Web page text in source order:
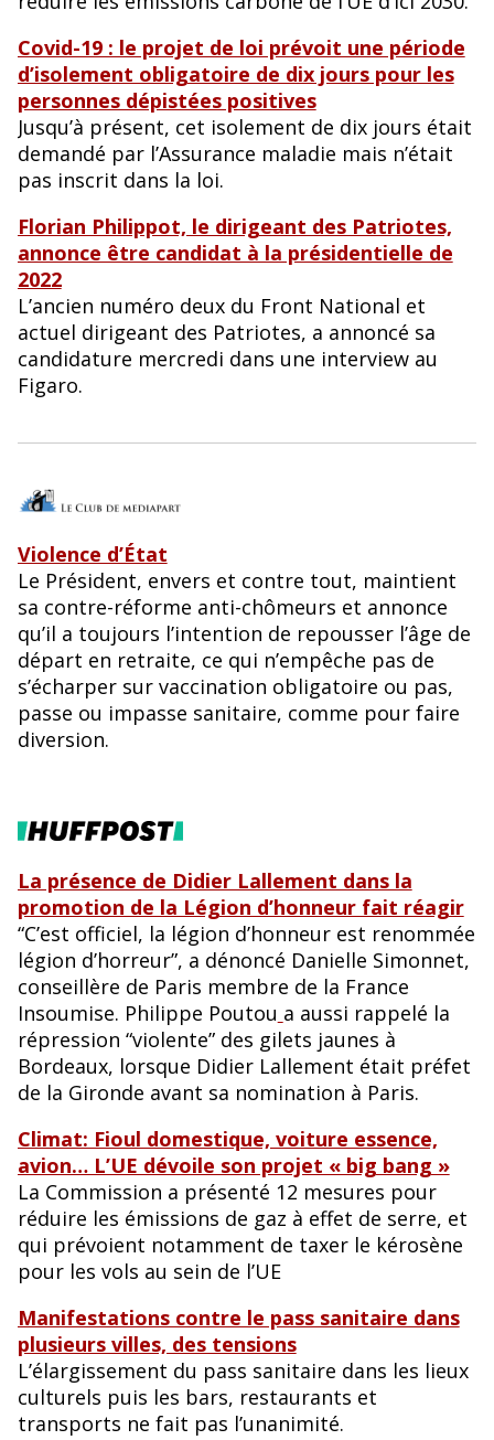
Covid-19 : le projet de loi prévoit une période
d’isolement obligatoire de dix jours pour les
personnes dépistées positives
Jusqu’à présent, cet isolement de dix jours était
demandé par l’Assurance maladie mais n’était
pas inscrit dans la loi.
Florian Philippot, le dirigeant des Patriotes,
annonce être candidat à la présidentielle de
2022
L’ancien numéro deux du Front National et
actuel dirigeant des Patriotes, a annoncé sa
candidature mercredi dans une interview au
Figaro.
Violence d’État
Le Président, envers et contre tout, maintient
sa contre-réforme anti-chômeurs et annonce
qu’il a toujours l’intention de repousser l’âge de
départ en retraite, ce qui n’empêche pas de
s’écharper sur vaccination obligatoire ou pas,
passe ou impasse sanitaire, comme pour faire
diversion.
La présence de Didier Lallement dans la
promotion de la Légion d’honneur fait réagir
“C’est officiel, la légion d’honneur est renommée
légion d’horreur”, a dénoncé Danielle Simonnet,
conseillère de Paris membre de la France
Insoumise. Philippe Poutou a aussi rappelé la
répression “violente” des gilets jaunes à
Bordeaux, lorsque Didier Lallement était préfet
de la Gironde avant sa nomination à Paris.
Climat: Fioul domestique, voiture essence,
avion… L’UE dévoile son projet « big bang »
La Commission a présenté 12 mesures pour
réduire les émissions de gaz à effet de serre, et
qui prévoient notamment de taxer le kérosène
pour les vols au sein de l’UE
Manifestations contre le pass sanitaire dans
plusieurs villes, des tensions
L’élargissement du pass sanitaire dans les lieux
culturels puis les bars, restaurants et
transports ne fait pas l’unanimité.